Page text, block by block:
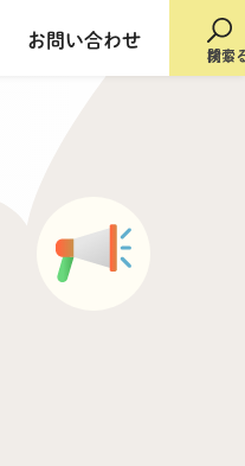
お問い合わせ
検索
閉じ